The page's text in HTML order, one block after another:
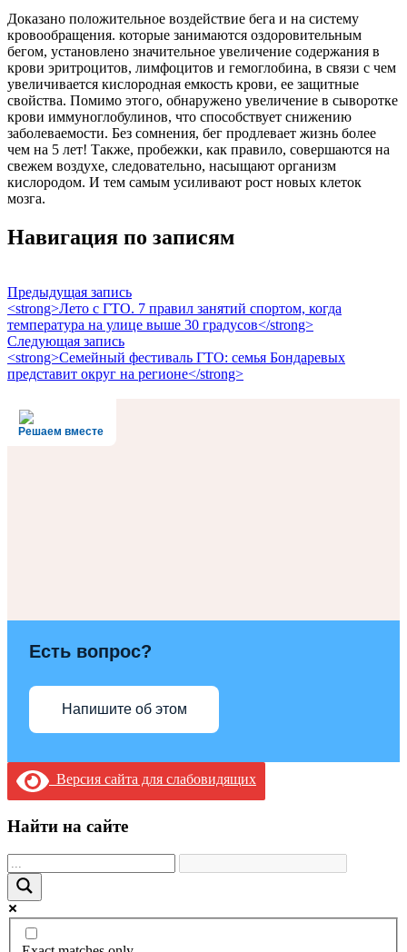
Доказано положительное воздействие бега и на систему
кровообращения. которые занимаются оздоровительным
бегом, установлено значительное увеличение содержания в
крови эритроцитов, лимфоцитов и гемоглобина, в связи с чем
увеличивается кислородная емкость крови, ее защитные
свойства. Помимо этого, обнаружено увеличение в сыворотке
крови иммуноглобулинов, что способствует снижению
заболеваемости. Без сомнения, бег продлевает жизнь более
чем на 5 лет! Также, пробежки, как правило, совершаются на
свежем воздухе, следовательно, насыщают организм
кислородом. И тем самым усиливают рост новых клеток
мозга.
Навигация по записям
Предыдущая запись
<strong>Лето с ГТО. 7 правил занятий спортом, когда
температура на улице выше 30 градусов</strong>
Следующая запись
<strong>Семейный фестиваль ГТО: семья Бондаревых
представит округ на регионе</strong>
Решаем вместе
Есть вопрос?
Напишите об этом
Версия сайта для слабовидящих
Найти на сайте